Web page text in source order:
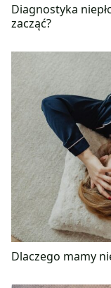
Diagnostyka
zacząć?
Dlaczego mamy